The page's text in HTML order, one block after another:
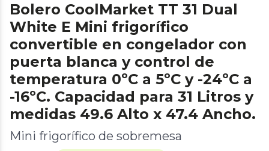
Bolero CoolMarket TT 31 Dual
White E Mini frigorífico
convertible en congelador con
puerta blanca y control de
temperatura 0ºC a 5ºC y -24ºC a
-16ºC. Capacidad para 31 Litros y
medidas 49.6 Alto x 47.4 Ancho.
Mini frigorífico de sobremesa